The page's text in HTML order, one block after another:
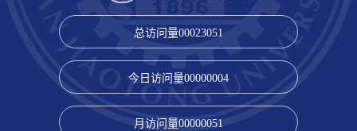
总访问量00023051
今日访问量00000004
月访问量00000051